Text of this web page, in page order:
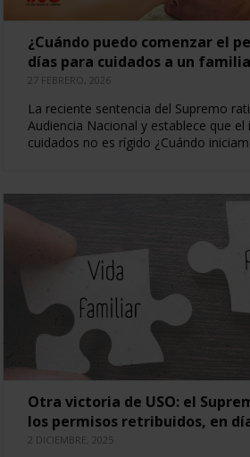
¿Cuándo puedo comenzar el
días para cuidados a un
27 FEBRERO, 2026
La reciente sentencia del Supremo
Audiencia Nacional y establece que
cuidados no es rígido ¿Cuándo
Otra victoria de USO: el
los permisos retribuidos, en
2 DICIEMBRE, 2025